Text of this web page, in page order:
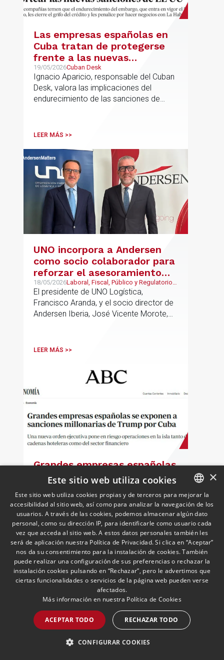
Las empresas españolas en
Cuba tratan de protegerse
frente a las nuevas
sanciones millonarias que
prepara Estados Unidos
19/05/2026Cuban Desk
Ignacio Aparicio, responsable del Cuban
Desk, valora las implicaciones del
endurecimiento de las sanciones de
LEER MÁS >>
UNO incorpora a Andersen
como socio colaborador para
reforzar el asesoramiento
jurídico y fiscal del sector
logístico
18/05/2026Laboral, Fiscal, Público y Regulatorio,
Transporte, Movilidad & Logística
El presidente de UNO Logística,
Francisco Aranda, y el socio director de
Andersen Iberia, José Vicente Morote,
entidades trabajarán para ayudar a las
gestionar con mayor seguridad jurídica
sus principales retos regulatorios.
LEER MÁS >>
Grandes empresas españolas
se exponen a sanciones
millonarias de Trump por
Cuba
12/05/2026Cuban Desk
Ignacio Aparicio, responsable del Cuban
Desk, analiza en ABC el impacto para las
empresas españolas del endurecimiento
de las sanciones de EE.UU. contra Cuba.
LEER MÁS >>
SPANISH
ENGLISH
PORTUGUESE
×
Este sitio web utiliza cookies
Este sitio web utiliza cookies propias y de terceros para mejorar la
accesibilidad al sitio web, así como para analizar la navegación de los
usuarios. A través de las cookies, podemos almacenar algún dato
personal, como su dirección IP, para identificarle como usuario cada
vez que acceda al sitio web. A estos datos personales también les
será de aplicación nuestra Política de Privacidad. Si clica en “Aceptar”
nos da su consentimiento para la instalación de cookies. También
puede realizar una configuración de sus preferencias o rechazar la
instalación cookies pulsando en “Rechazar”, pero le advertimos que
ciertas funcionalidades o servicios de la página web pueden verse
afectados.
Más información en nuestra Política de Cookies
ACEPTAR TODO RECHAZAR TODO
CONFIGURAR COOKIES